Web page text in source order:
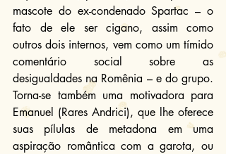
mascote do ex-condenado Spartac – o
fato de ele ser cigano, assim como
outros dois internos, vem como um tímido
comentário social sobre as
desigualdades na Romênia – e do grupo.
Torna-se também uma motivadora para
Emanuel (Rares Andrici), que lhe oferece
suas pílulas de metadona em uma
aspiração romântica com a garota, ou